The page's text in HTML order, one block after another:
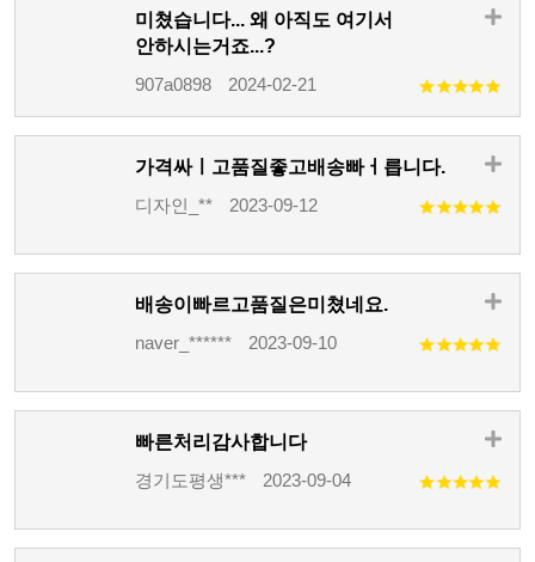
미쳤습니다... 왜 아직도 여기서
안하시는거죠...?
907a0898
2024-02-21
가격싸ㅣ고품질좋고배송빠ㅓ릅니다.
디자인_**
2023-09-12
배송이빠르고품질은미쳤네요.
naver_******
2023-09-10
빠른처리감사합니다
경기도평생***
2023-09-04